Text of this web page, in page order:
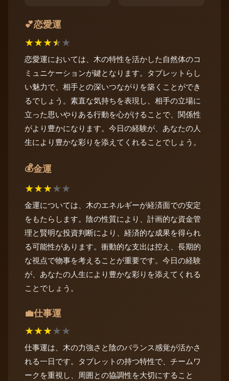
💕恋愛運
★★★★★
恋愛運においては、木の特性を活かした自然体のコ
ミュニケーションが鍵となります。タブレットらし
い魅力で、相手との深いつながりを築くことができ
るでしょう。素直な気持ちを表現し、相手の立場に
立った思いやりある行動を心がけることで、関係性
がより豊かになります。今日の経験が、あなたの人
生により豊かな彩りを添えてくれることでしょう。
💰金運
★★★★★
金運については、木のエネルギーが経済面での安定
をもたらします。陰の性質により、計画的な資金管
理と賢明な投資判断により、経済的な成果を得られ
る可能性があります。衝動的な支出は控え、長期的
な視点で物事を考えることが重要です。今日の経験
が、あなたの人生により豊かな彩りを添えてくれる
ことでしょう。
💼仕事運
★★★★★
仕事運は、木の力強さと陰のバランス感覚が活かさ
れる一日です。タブレットの持つ特性で、チームワ
ークを重視し、周囲との協調性を大切にすること